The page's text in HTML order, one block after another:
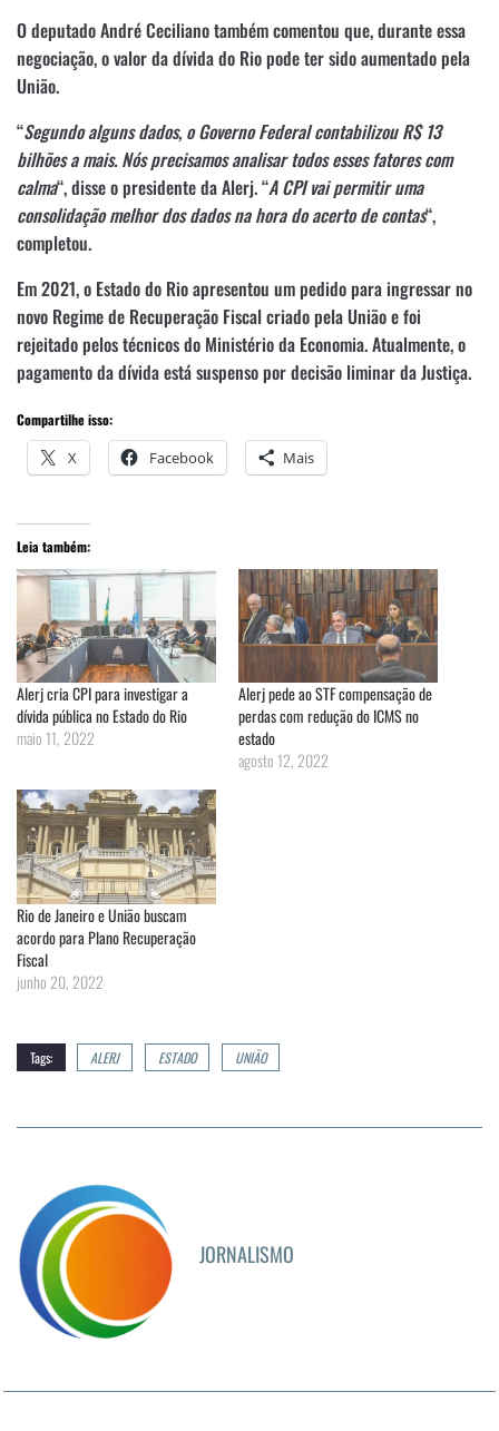
O deputado André Ceciliano também comentou que, durante essa
negociação, o valor da dívida do Rio pode ter sido aumentado pela
União.
“Segundo alguns dados, o Governo Federal contabilizou R$ 13
bilhões a mais. Nós precisamos analisar todos esses fatores com
calma“, disse o presidente da Alerj. “A CPI vai permitir uma
consolidação melhor dos dados na hora do acerto de contas“,
completou.
Em 2021, o Estado do Rio apresentou um pedido para ingressar no
novo Regime de Recuperação Fiscal criado pela União e foi
rejeitado pelos técnicos do Ministério da Economia. Atualmente, o
pagamento da dívida está suspenso por decisão liminar da Justiça.
Compartilhe isso:
X Facebook Mais
Leia também:
Alerj cria CPI para investigar a
dívida pública no Estado do Rio
maio 11, 2022
Alerj pede ao STF compensação de
perdas com redução do ICMS no
estado
agosto 12, 2022
Rio de Janeiro e União buscam
acordo para Plano Recuperação
Fiscal
junho 20, 2022
Tags: ALERJ ESTADO UNIÃO
JORNALISMO